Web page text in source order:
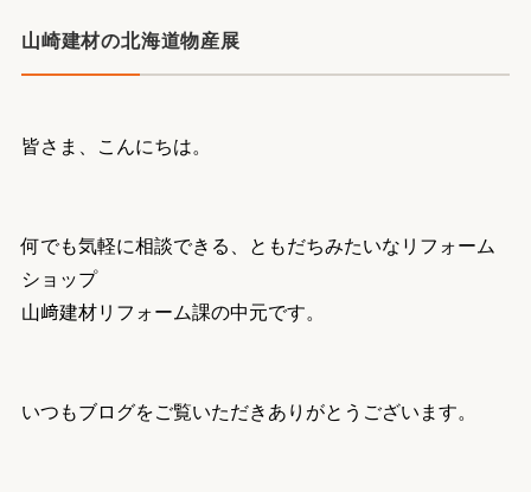
山崎建材の北海道物産展
皆さま、こんにちは。
何でも気軽に相談できる、ともだちみたいなリフォーム
ショップ
山﨑建材リフォーム課の中元です。
いつもブログをご覧いただきありがとうございます。